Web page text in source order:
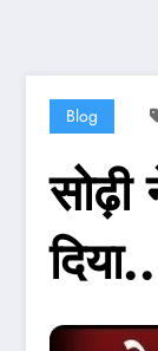
Blog
दिया..